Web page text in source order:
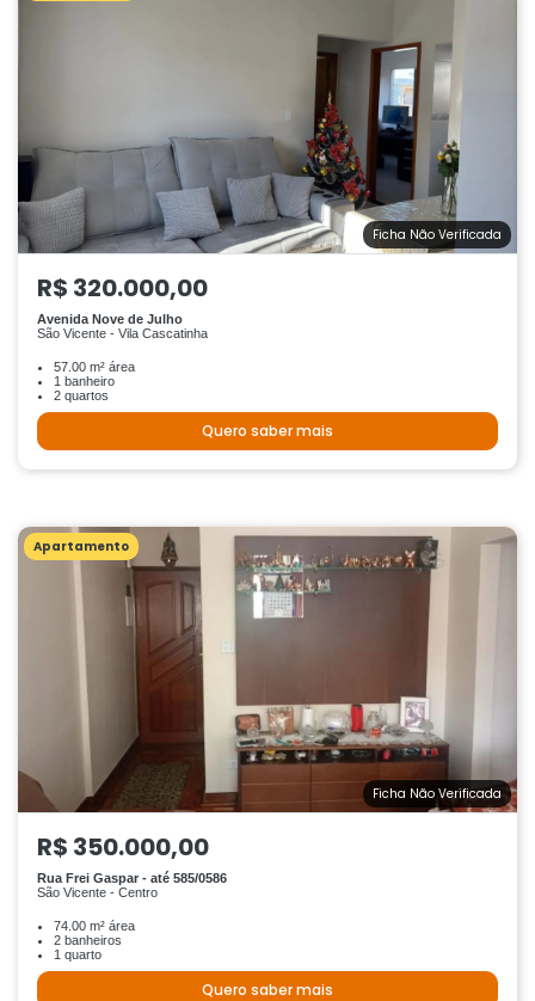
Ficha Não Verificada
R$ 320.000,00
Avenida Nove de Julho
São Vicente - Vila Cascatinha
57.00 m² área
1 banheiro
2 quartos
Quero saber mais
Apartamento
Ficha Não Verificada
R$ 350.000,00
Rua Frei Gaspar - até 585/0586
São Vicente - Centro
74.00 m² área
2 banheiros
1 quarto
Quero saber mais